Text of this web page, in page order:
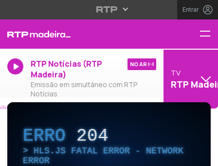
Entrar
RTP Notícias (RTP
Madeira)
Emissão em simultâneo com RTP
Notícias
NO AR
TV
RTP
ERRO204
HLS.JS FATAL ERROR - NETWORK
ERROR